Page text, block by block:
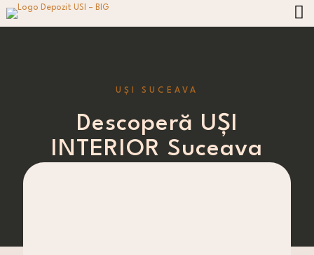
UȘI SUCEAVA
Descoperă UȘI
INTERIOR Suceava